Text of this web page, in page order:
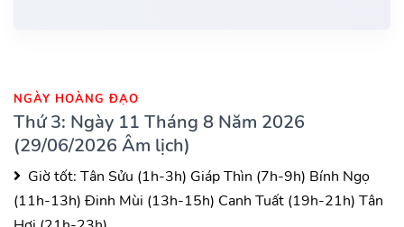
NGÀY HOÀNG ĐẠO
Thứ 3: Ngày 11 Tháng 8 Năm 2026
(29/06/2026 Âm lịch)
Giờ tốt: Tân Sửu (1h-3h) Giáp Thìn (7h-9h) Bính Ngọ
(11h-13h) Đinh Mùi (13h-15h) Canh Tuất (19h-21h) Tân